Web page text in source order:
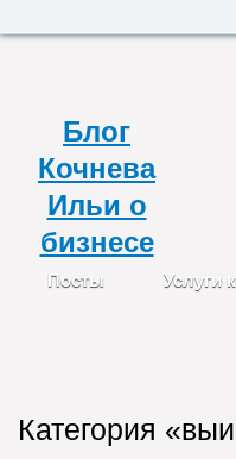
Категория
Блог
Кочнева
Ильи о
бизнесе
Посты Услуги